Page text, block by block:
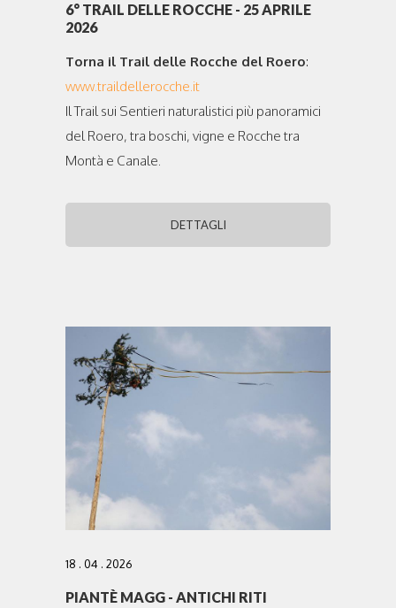
6° TRAIL DELLE ROCCHE - 25 APRILE
2026
Torna il Trail delle Rocche del Roero:
www.traildellerocche.it
Il Trail sui Sentieri naturalistici più panoramici
del Roero, tra boschi, vigne e Rocche tra
Montà e Canale.
DETTAGLI
18 . 04 . 2026
PIANTÈ MAGG - ANTICHI RITI